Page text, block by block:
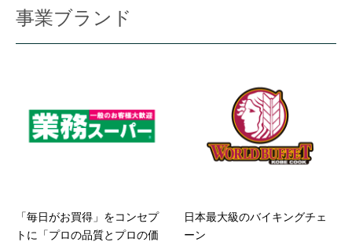
事業ブランド
「毎日がお買得」をコンセプ
トに「プロの品質とプロの価
日本最大級のバイキングチェ
ーン